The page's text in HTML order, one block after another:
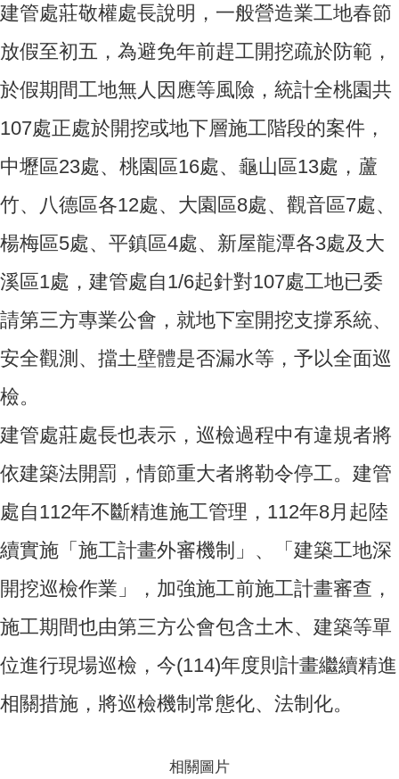
建管處莊敬權處長說明，一般營造業工地春節
放假至初五，為避免年前趕工開挖疏於防範，
於假期間工地無人因應等風險，統計全桃園共
107處正處於開挖或地下層施工階段的案件，
中壢區23處、桃園區16處、龜山區13處，蘆
竹、八德區各12處、大園區8處、觀音區7處、
楊梅區5處、平鎮區4處、新屋龍潭各3處及大
溪區1處，建管處自1/6起針對107處工地已委
請第三方專業公會，就地下室開挖支撐系統、
安全觀測、擋土壁體是否漏水等，予以全面巡
檢。
建管處莊處長也表示，巡檢過程中有違規者將
依建築法開罰，情節重大者將勒令停工。建管
處自112年不斷精進施工管理，112年8月起陸
續實施「施工計畫外審機制」、「建築工地深
開挖巡檢作業」，加強施工前施工計畫審查，
施工期間也由第三方公會包含土木、建築等單
位進行現場巡檢，今(114)年度則計畫繼續精進
相關措施，將巡檢機制常態化、法制化。
相關圖片